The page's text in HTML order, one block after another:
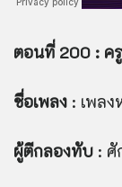
ตอนที่ 200 : ค
ชื่อเพลง : เพล
ผู้ตีกลองทับ : ศั